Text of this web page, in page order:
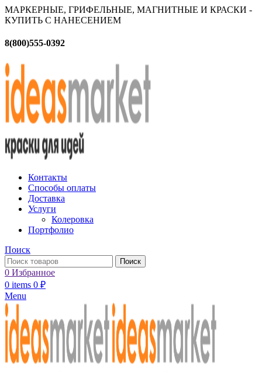
МАРКЕРНЫЕ, ГРИФЕЛЬНЫЕ, МАГНИТНЫЕ И КРАСКИ -
КУПИТЬ С НАНЕСЕНИЕМ
8(800)555-0392
Контакты
Способы оплаты
Доставка
Услуги
Колеровка
Портфолио
Поиск
Поиск
0 Избранное
0 items 0 ₽
Menu